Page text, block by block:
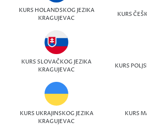
KURS HOLANDSKOG JEZIKA
KRAGUJEVAC
KURS
KURS SLOVAČKOG JEZIKA
KRAGUJEVAC
KURS
KURS UKRAJINSKOG JEZIKA
KRAGUJEVAC
KURS